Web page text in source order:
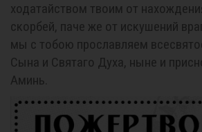
ходатайством твоим от
скорбей, паче же от искушений
мы с тобою прославляем
Сына и Святаго Духа, ныне и
Аминь.